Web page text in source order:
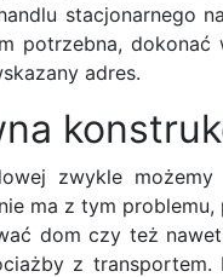
stacjonarnego
potrzebna,
adres.
zwykle
ma z tym
dom czy też
z